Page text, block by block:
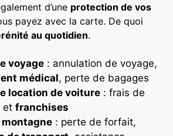
d’une protection de vos
payez avec la carte. De quoi
au quotidien.
voyage : annulation de voyage,
médical, perte de bagages
location de voiture : frais de
et franchises
: perte de forfait,